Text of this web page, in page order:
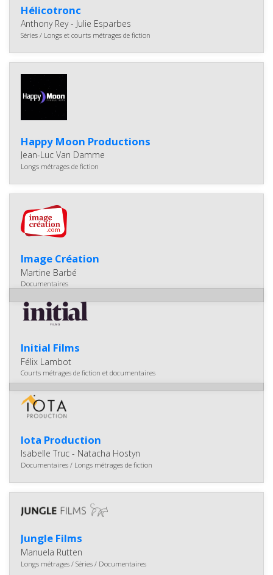
Hélicotronc
Anthony Rey - Julie Esparbes
Séries / Longs et courts métrages de fiction
Happy Moon Productions
Jean-Luc Van Damme
Longs métrages de fiction
Image Création
Martine Barbé
Documentaires
Initial Films
Félix Lambot
Courts métrages de fiction et documentaires
Iota Production
Isabelle Truc - Natacha Hostyn
Documentaires / Longs métrages de fiction
Jungle Films
Manuela Rutten
Longs métrages / Séries / Documentaires